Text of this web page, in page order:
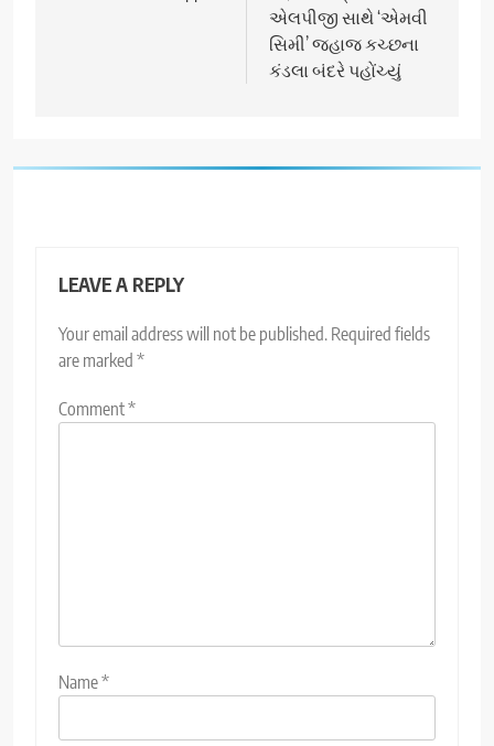
એલપીજી સાથે ‘એમવી
સિમી’ જહાજ કચ્છના
કંડલા બંદરે પહોંચ્યું
LEAVE A REPLY
Your email address will not be published. Required fields
are marked *
Comment*
Name*